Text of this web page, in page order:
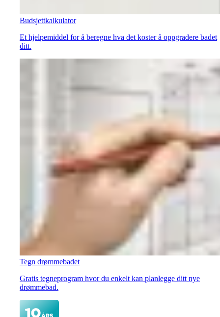
Budsjettkalkulator
Et hjelpemiddel for å beregne hva det koster å oppgradere badet
ditt.
Tegn drømmebadet
Gratis tegneprogram hvor du enkelt kan planlegge ditt nye
drømmebad.